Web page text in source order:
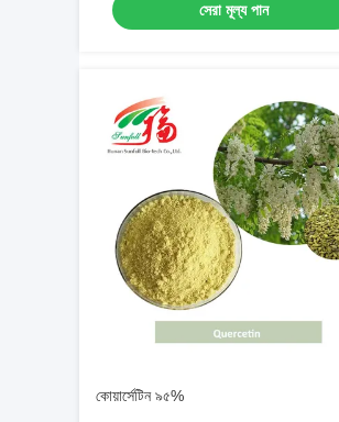
সেরা মূল্য পান
কোয়ার্সেটিন ৯৫%